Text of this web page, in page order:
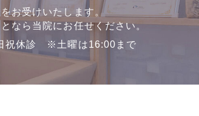
お受けいたします。
なら当院にお任せください。
祝休診 ※土曜は16:00まで